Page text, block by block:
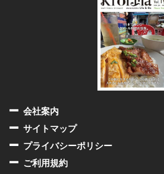
会社案内
サイトマップ
プライバシーポリシー
ご利用規約